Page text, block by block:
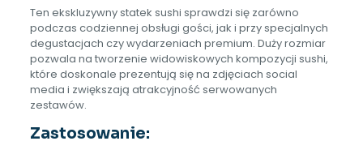
Ten ekskluzywny statek sushi sprawdzi się zarówno
podczas codziennej obsługi gości, jak i przy specjalnych
degustacjach czy wydarzeniach premium. Duży rozmiar
pozwala na tworzenie widowiskowych kompozycji sushi,
które doskonale prezentują się na zdjęciach social
media i zwiększają atrakcyjność serwowanych
zestawów.
Zastosowanie: